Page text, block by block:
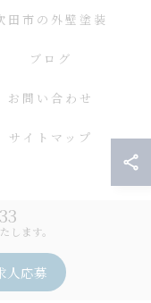
します。
人応募
田市の外壁塗装
ブログ
お問い合わせ
サイトマップ
RIGHTS RESERVED.